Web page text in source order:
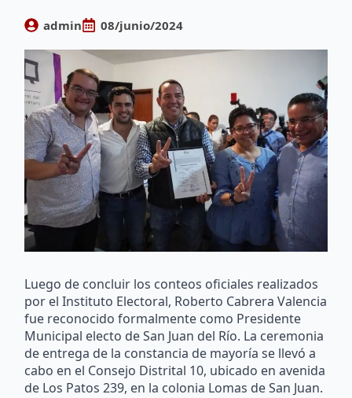
admin 08/junio/2024
Luego de concluir los conteos oficiales realizados
por el Instituto Electoral, Roberto Cabrera Valencia
fue reconocido formalmente como Presidente
Municipal electo de San Juan del Río. La ceremonia
de entrega de la constancia de mayoría se llevó a
cabo en el Consejo Distrital 10, ubicado en avenida
de Los Patos 239, en la colonia Lomas de San Juan.